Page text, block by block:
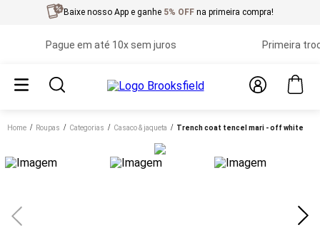
Baixe nosso App e ganhe 5% OFF na primeira compra!
Pague em até 10x sem juros Primeira troca
Home roupas categorias casaco & jaqueta trench coat tencel mari - off white